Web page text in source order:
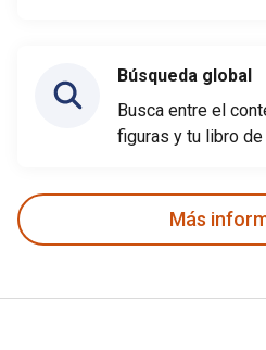
Búsqueda global
Busca entre el
figuras y tu libro de
Más